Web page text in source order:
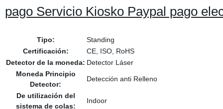
pago Servicio Kiosko Paypal pago
Tipo:
Standing
Certificación:
CE, ISO, RoHS
Detector de la moneda: Detector Láser
Moneda Principio
Detector:
Detección anti Relleno
De utilización del
sistema de colas:
Indoor